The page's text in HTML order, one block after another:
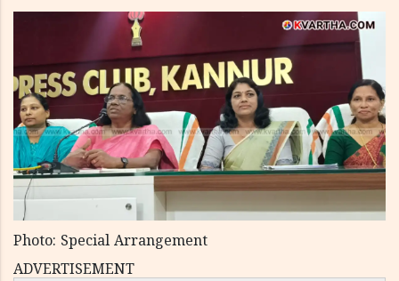
Photo: Special Arrangement
ADVERTISEMENT